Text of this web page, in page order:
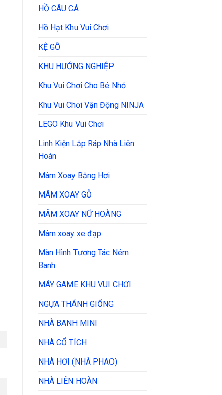
HỒ CÂU CÁ
Hồ Hạt Khu Vui Chơi
KỆ GỖ
KHU HƯỚNG NGHIỆP
Khu Vui Chơi Cho Bé Nhỏ
Khu Vui Chơi Vận Động NINJA
LEGO Khu Vui Chơi
Linh Kiện Lắp Ráp Nhà Liên
Hoàn
Mâm Xoay Bằng Hơi
MÂM XOAY GỖ
MÂM XOAY NỮ HOÀNG
Mâm xoay xe đạp
Màn Hình Tương Tác Ném
Banh
MÁY GAME KHU VUI CHƠI
NGỰA THÁNH GIỐNG
NHÀ BANH MINI
NHÀ CỔ TÍCH
NHÀ HƠI (NHÀ PHAO)
NHÀ LIÊN HOÀN